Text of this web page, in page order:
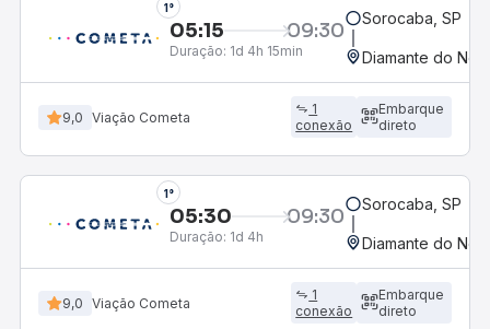
1°
05:15 09:30
Duração: 1d 4h 15min
Sorocaba, SP
Diamante do
9,0 Viação Cometa
1
conexão
Embarque
direto
1°
05:30 09:30
Duração: 1d 4h
Sorocaba, SP
Diamante do
9,0 Viação Cometa
1
conexão
Embarque
direto